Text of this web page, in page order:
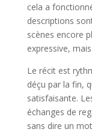
cela a
descriptions
scènes encore
expressive,
Le récit est
déçu par la fin,
satisfaisante.
échanges de
sans dire un